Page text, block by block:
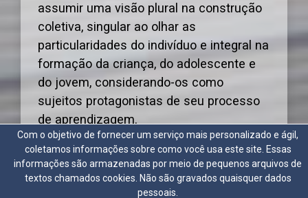
assumir uma visão plural na construção
coletiva, singular ao olhar as
particularidades do indivíduo e integral na
formação da criança, do adolescente e
do jovem, considerando-os como
sujeitos protagonistas de seu processo
de aprendizagem.
Com o objetivo de fornecer um serviço mais personalizado e ágil,
coletamos informações sobre como você usa este site. Essas
informações são armazenadas por meio de pequenos arquivos de
textos chamados cookies. Não são gravados quaisquer dados
pessoais.